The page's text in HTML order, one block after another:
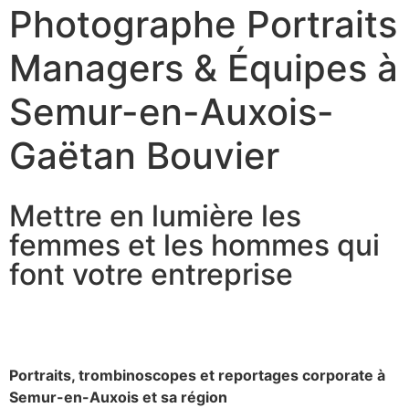
Photographe Portraits
Managers & Équipes à
Semur-en-Auxois-
Gaëtan Bouvier
Mettre en lumière les
femmes et les hommes qui
font votre entreprise
Portraits, trombinoscopes et reportages corporate à
Semur-en-Auxois et sa région